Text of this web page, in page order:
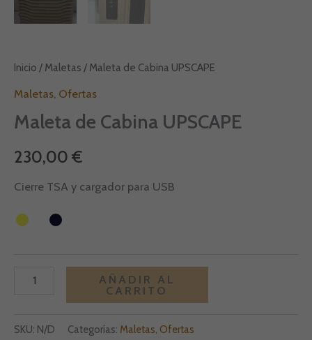
Inicio / Maletas / Maleta de Cabina UPSCAPE
Maletas, Ofertas
Maleta de Cabina UPSCAPE
230,00 €
Cierre TSA y cargador para USB
AÑADIR AL
CARRITO
SKU: N/D Categorías: Maletas Ofertas